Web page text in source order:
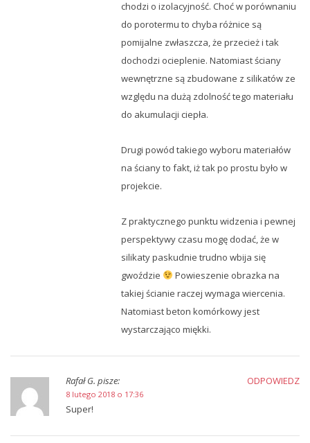
chodzi o izolacyjność. Choć w porównaniu
do porotermu to chyba różnice są
pomijalne zwłaszcza, że przecież i tak
dochodzi ocieplenie. Natomiast ściany
wewnętrzne są zbudowane z silikatów ze
względu na dużą zdolność tego materiału
do akumulacji ciepła.
Drugi powód takiego wyboru materiałów
na ściany to fakt, iż tak po prostu było w
projekcie.
Z praktycznego punktu widzenia i pewnej
perspektywy czasu mogę dodać, że w
silikaty paskudnie trudno wbija się
gwoździe
Powieszenie obrazka na
takiej ścianie raczej wymaga wiercenia.
Natomiast beton komórkowy jest
wystarczająco miękki.
Rafał G. pisze:
8 lutego 2018 o 17:36
Super!
ODPOWIEDZ